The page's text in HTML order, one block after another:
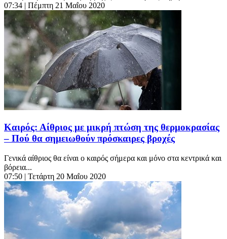
07:34 | Πέμπτη 21 Μαΐου 2020
Καιρός: Αίθριος με μικρή πτώση της θερμοκρασίας
– Πού θα σημειωθούν πρόσκαιρες βροχές
Γενικά αίθριος θα είναι ο καιρός σήμερα και μόνο στα κεντρικά και
βόρεια...
07:50 | Τετάρτη 20 Μαΐου 2020